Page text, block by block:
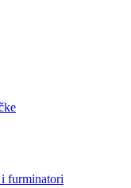
furminatori